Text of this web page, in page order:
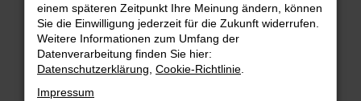
Fehler: Network Error
Beim Laden ist ein Fehler aufgetreten.
Hier sind ein paar Tipps, die dir helfen können:
einem späteren Zeitpunkt Ihre Meinung ändern, können
Sie die Einwilligung jederzeit für die Zukunft widerrufen.
Weitere Informationen zum Umfang der
Datenverarbeitung finden Sie hier:
Datenschutzerklärung Cookie-Richtlinie
Impressum